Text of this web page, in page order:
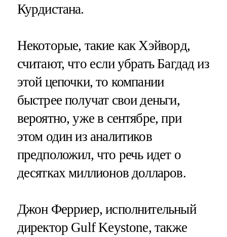
Курдистана.
Некоторые, такие как Хэйворд,
считают, что если убрать Багдад из
этой цепочки, то компании
быстрее получат свои деньги,
вероятно, уже в сентябре, при
этом один из аналитиков
предположил, что речь идет о
десятках миллионов долларов.
Джон Ферриер, исполнительный
директор Gulf Keystone, также